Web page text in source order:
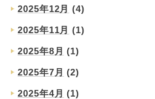
2025年12月 (4)
2025年11月 (1)
2025年8月 (1)
2025年7月 (2)
2025年4月 (1)